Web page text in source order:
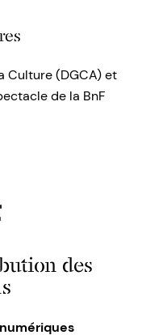
Culture (DGCA) et
de la BnF
des